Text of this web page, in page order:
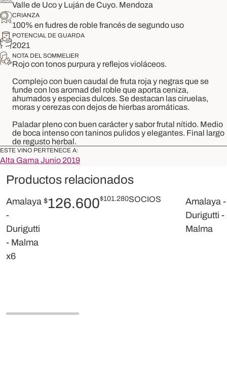
Valle de Uco y Luján de Cuyo. Mendoza
CRIANZA
100% en fudres de roble francés de segundo uso
POTENCIAL DE GUARDA
2021
NOTA DEL SOMMELIER
Rojo con tonos purpura y reflejos violáceos.
Complejo con buen caudal de fruta roja y negras que se
funde con los aromad del roble que aporta ceniza,
ahumados y especias dulces. Se destacan las ciruelas,
moras y cerezas con dejos de hierbas aromáticas.
Paladar pleno con buen carácter y sabor frutal nítido. Medio
de boca intenso con taninos pulidos y elegantes. Final largo
de regusto herbal.
ESTE VINO PERTENECE A:
Alta Gama Junio 2019
Productos relacionados
Amalaya
-
Durigutti
- Malma
x6
$126.600$101.280SOCIOS
Amalaya -
Durigutti -
Malma